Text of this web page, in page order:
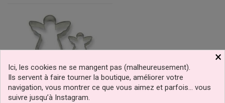
×
Ici, les cookies ne se mangent pas (malheureusement).
Ils servent à faire tourner la boutique, améliorer votre
navigation, vous montrer ce que vous aimez et parfois… vous
suivre jusqu’à Instagram.